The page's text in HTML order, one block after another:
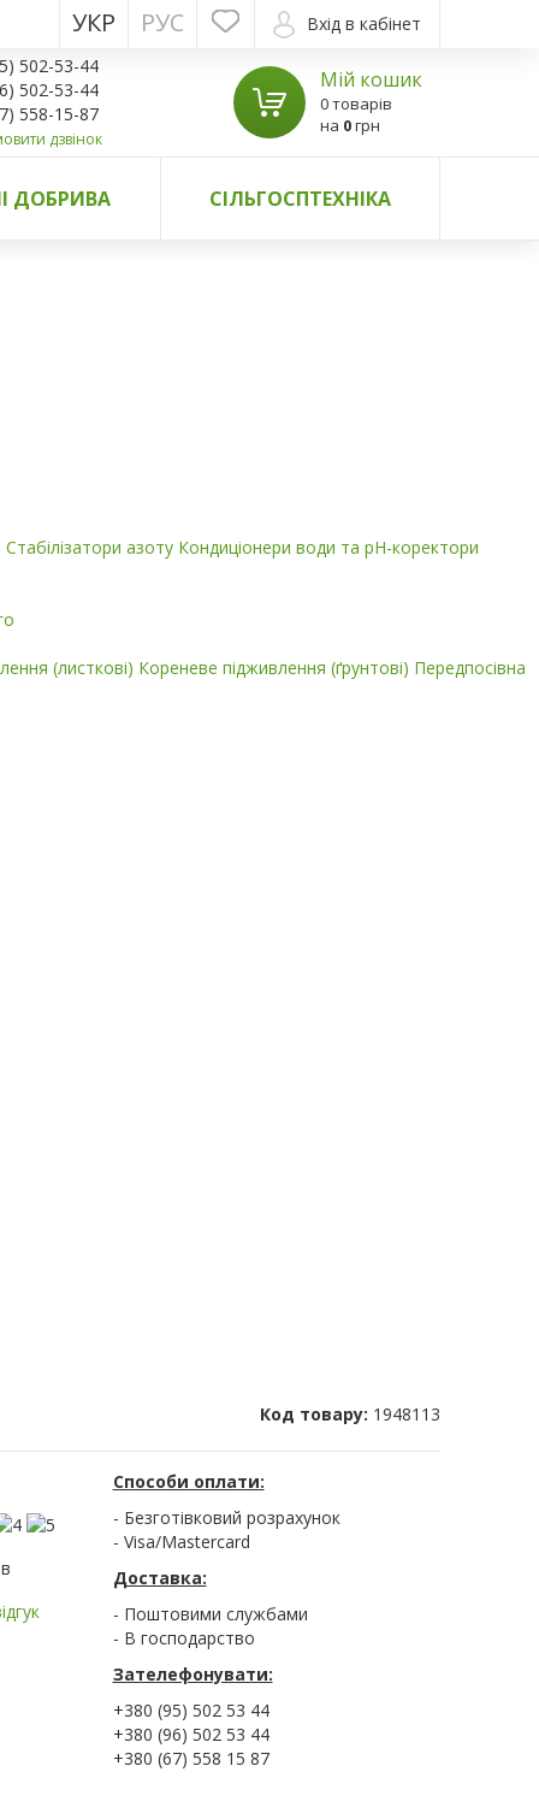
Вхід в кабінет
РУС
УКР
502-53-44
502-53-44
558-15-87
дзвінок
Мій кошик
0 товарів
на 0грн
ДОБРИВА СІЛЬГОСПТЕХНІКА
Стабілізатори азоту Кондиціонери води та pH-коректори
(листкові) Кореневе підживлення (ґрунтові) Передпосівна
Код товару: 1948113
Способи оплати:
- Безготівковий розрахунок
- Visa/Mastercard
Доставка:
- Поштовими службами
- В господарство
Зателефонувати:
+380 (95) 502 53 44
+380 (96) 502 53 44
+380 (67) 558 15 87